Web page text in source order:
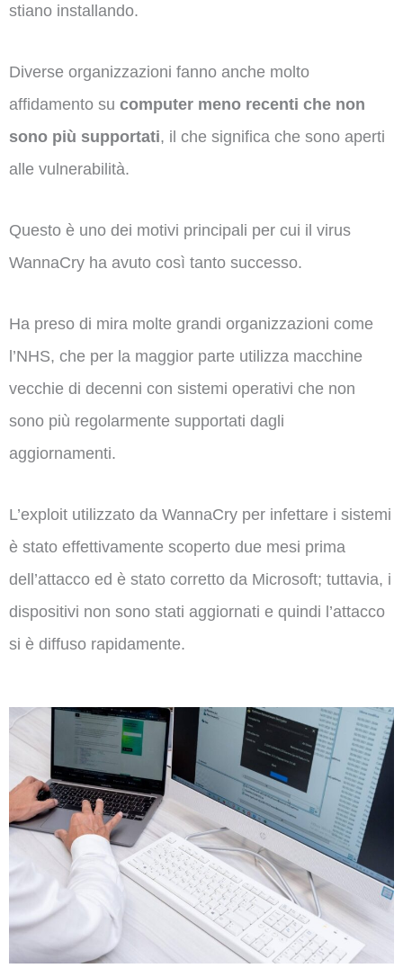
stiano installando.
Diverse organizzazioni fanno anche molto
affidamento su computer meno recenti che non
sono più supportati, il che significa che sono aperti
alle vulnerabilità.
Questo è uno dei motivi principali per cui il virus
WannaCry ha avuto così tanto successo.
Ha preso di mira molte grandi organizzazioni come
l’NHS, che per la maggior parte utilizza macchine
vecchie di decenni con sistemi operativi che non
sono più regolarmente supportati dagli
aggiornamenti.
L’exploit utilizzato da WannaCry per infettare i sistemi
è stato effettivamente scoperto due mesi prima
dell’attacco ed è stato corretto da Microsoft; tuttavia, i
dispositivi non sono stati aggiornati e quindi l’attacco
si è diffuso rapidamente.